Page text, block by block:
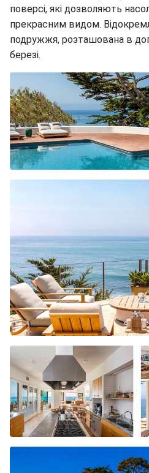
поверсі, які дозволяють
прекрасним видом.
подружжя, розташована в
березі.